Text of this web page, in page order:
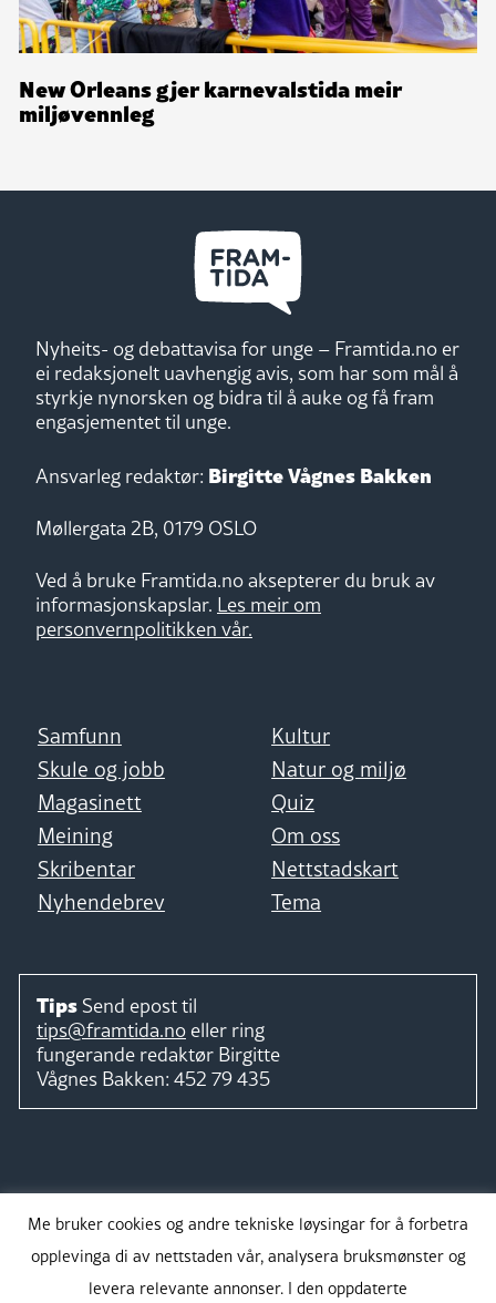
New Orleans gjer karnevalstida meir
miljøvennleg
Nyheits- og debattavisa for unge – Framtida.no er
ei redaksjonelt uavhengig avis, som har som mål å
styrkje nynorsken og bidra til å auke og få fram
engasjementet til unge.
Ansvarleg redaktør: Birgitte Vågnes Bakken
Møllergata 2B, 0179 OSLO
Ved å bruke Framtida.no aksepterer du bruk av
informasjonskapslar. Les meir om
personvernpolitikken vår.
Samfunn
Kultur
Skule og jobb
Natur og miljø
Magasinett
Quiz
Meining
Om oss
Skribentar
Nettstadskart
Nyhendebrev
Tema
Tips Send epost til
tips@framtida.no eller ring
fungerande redaktør Birgitte
Vågnes Bakken: 452 79 435
Me bruker cookies og andre tekniske løysingar for å forbetra
opplevinga di av nettstaden vår, analysera bruksmønster og
levera relevante annonser. I den oppdaterte